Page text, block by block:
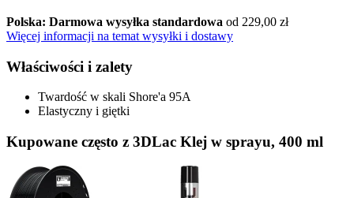
Polska: Darmowa wysyłka standardowa od 229,00 zł
Więcej informacji na temat wysyłki i dostawy
Właściwości i zalety
Twardość w skali Shore'a 95A
Elastyczny i giętki
Kupowane często z 3DLac Klej w sprayu, 400 ml